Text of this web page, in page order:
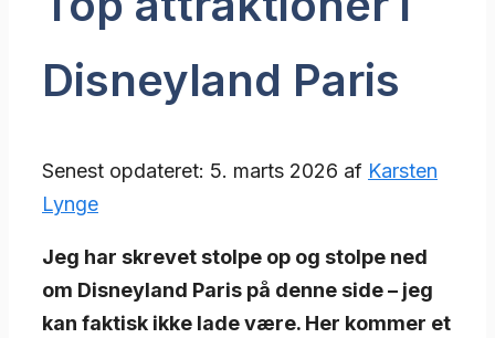
Disneyland Paris
Senest opdateret: 5. marts 2026 af Karsten
Lynge
Jeg har skrevet stolpe op og stolpe ned
om Disneyland Paris på denne side – jeg
kan faktisk ikke lade være. Her kommer et